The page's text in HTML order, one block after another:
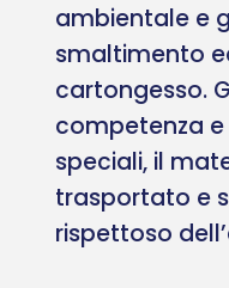
ambientale e
smaltimento
cartongesso.
competenza e
speciali, il
trasportato e
rispettoso